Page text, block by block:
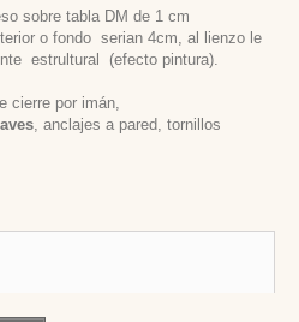
sobre tabla DM de 1 cm
o fondo serian 4cm, al lienzo le
estrultural (efecto pintura).
cierre por imán,
, anclajes a pared, tornillos